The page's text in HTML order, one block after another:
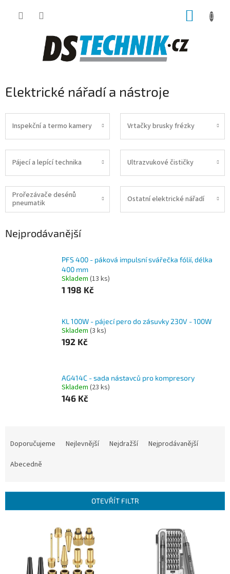
Elektrické nářadí a nástroje
Inspekční a termo kamery Vrtačky brusky frézky
Pájecí a lepící technika Ultrazvukové čističky
Prořezávače desénů
pneumatik
Ostatní elektrické nářadí
Nejprodávanější
PFS 400 - páková impulsní svářečka fólií, délka
400 mm
Skladem (13 ks)
1 198 Kč
KL 100W - pájecí pero do zásuvky 230V - 100W
Skladem (3 ks)
192 Kč
AG414C - sada nástavců pro kompresory
Skladem (23 ks)
146 Kč
r
Doporučujeme Nejlevnější Nejdražší
Nejprodávanější
Abecedně
OTEVŘÍT FILTR